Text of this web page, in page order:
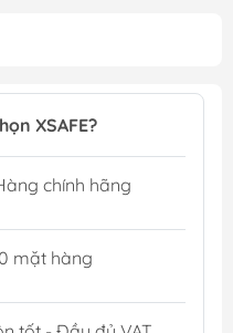
XSAFE?
chính hãng
mặt hàng